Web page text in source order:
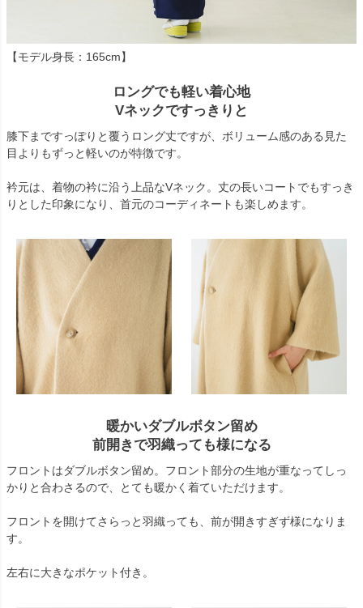
【モデル身長：165cm】
ロングでも軽い着心地
Vネックですっきりと
膝下まですっぽりと覆うロング丈ですが、ボリューム感のある見た
目よりもずっと軽いのが特徴です。
衿元は、着物の衿に沿う上品なVネック。丈の長いコートでもすっき
りとした印象になり、首元のコーディネートも楽しめます。
暖かいダブルボタン留め
前開きで羽織っても様になる
フロントはダブルボタン留め。フロント部分の生地が重なってしっ
かりと合わさるので、とても暖かく着ていただけます。
フロントを開けてさらっと羽織っても、前が開きすぎず様になりま
す。
左右に大きなポケット付き。